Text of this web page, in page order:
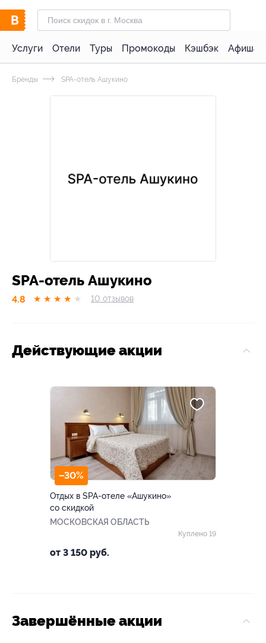
Услуги Отели Туры Промокоды Кэшбэк Афиша
Бренды SPA-отель Ашукино
SPA-отель Ашукино
4.8 ★ ★ ★ ★ ★ 10 отзывов
Действующие акции
–30%
Отдых в SPA-отеле «Ашукино»
со скидкой
МОСКОВСКАЯ ОБЛАСТЬ
от 3 150 руб.
Куплено 19
Завершённые акции